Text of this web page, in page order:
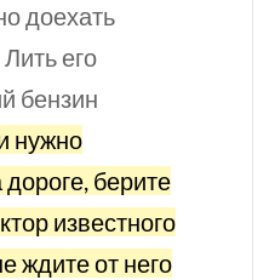
доехать
его
бензин
нужно
берите
известного
ждите от него